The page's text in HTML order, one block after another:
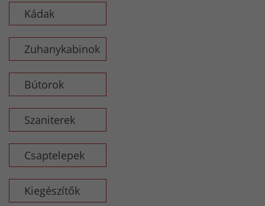
Kádak
Zuhanykabinok
Bútorok
Szaniterek
Csaptelepek
Kiegészítők